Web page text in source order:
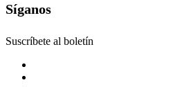
Síganos
Suscríbete al boletín